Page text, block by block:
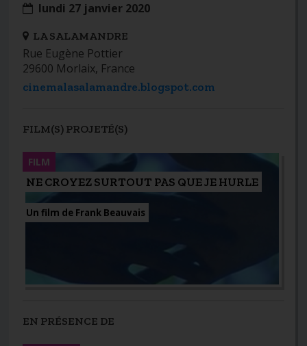
lundi 27 janvier 2020
LA SALAMANDRE
Rue Eugène Pottier
29600 Morlaix, France
cinemalasalamandre.blogspot.com
FILM(S) PROJETÉ(S)
NE CROYEZ SURTOUT PAS QUE JE HURLE
Un film de Frank Beauvais
FILM
EN PRÉSENCE DE